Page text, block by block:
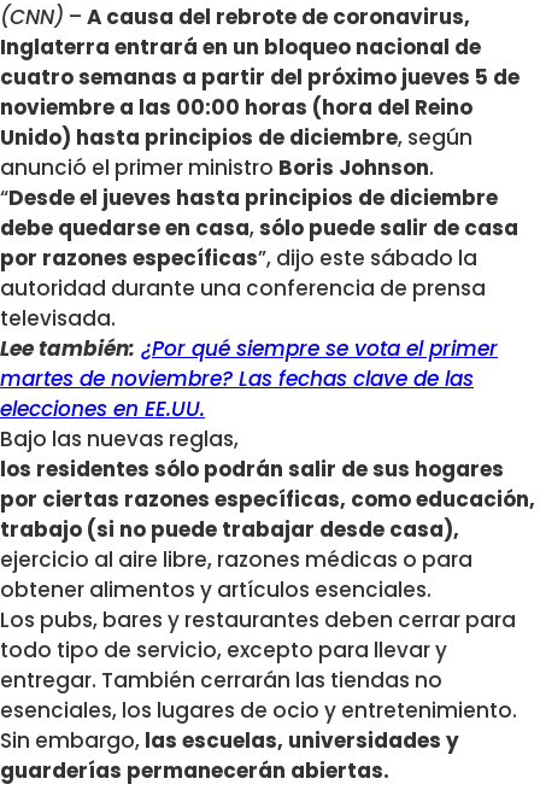
(CNN) – A causa del rebrote de coronavirus,
Inglaterra entrará en un bloqueo nacional de
cuatro semanas a partir del próximo jueves 5 de
noviembre a las 00:00 horas (hora del Reino
Unido) hasta principios de diciembre, según
anunció el primer ministro Boris Johnson.
“Desde el jueves hasta principios de diciembre
debe quedarse en casa,sólo puede salir de casa
por razones específicas”, dijo este sábado la
autoridad durante una conferencia de prensa
televisada.
Lee también: ¿Por qué siempre se vota el primer
martes de noviembre? Las fechas clave de las
elecciones en EE.UU.
Bajo las nuevas reglas,
los residentes sólo podrán salir de sus hogares
por ciertas razones específicas, como educación,
trabajo (si no puede trabajar desde casa),
ejercicio al aire libre, razones médicas o para
obtener alimentos y artículos esenciales.
Los pubs, bares y restaurantes deben cerrar para
todo tipo de servicio, excepto para llevar y
entregar. También cerrarán las tiendas no
esenciales, los lugares de ocio y entretenimiento.
Sin embargo, las escuelas, universidades y
guarderías permanecerán abiertas.